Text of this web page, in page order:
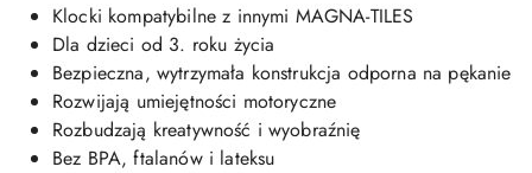
Klocki kompatybilne z innymi MAGNA-TILES
Dla dzieci od 3. roku życia
Bezpieczna, wytrzymała konstrukcja odporna na pękanie
Rozwijają umiejętności motoryczne
Rozbudzają kreatywność i wyobraźnię
Bez BPA, ftalanów i lateksu